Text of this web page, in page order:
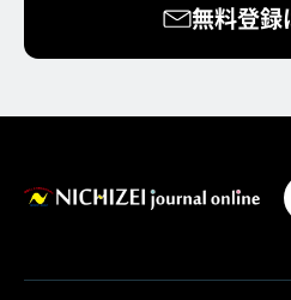
無料登録